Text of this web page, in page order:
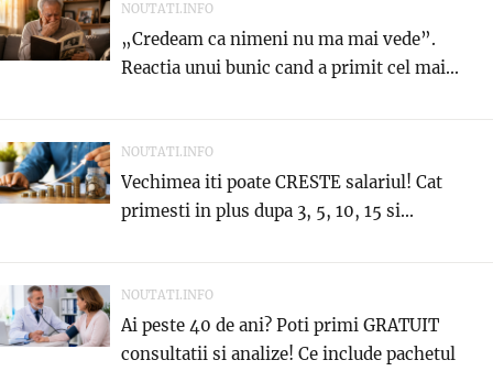
NOUTATI.INFO
„Credeam ca nimeni nu ma mai vede”.
Reactia unui bunic cand a primit cel mai...
NOUTATI.INFO
Vechimea iti poate CRESTE salariul! Cat
primesti in plus dupa 3, 5, 10, 15 si...
NOUTATI.INFO
Ai peste 40 de ani? Poti primi GRATUIT
consultatii si analize! Ce include pachetul